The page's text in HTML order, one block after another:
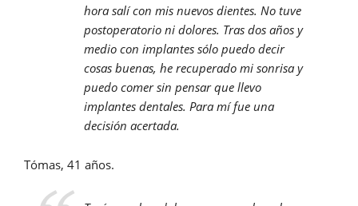
hora salí con mis nuevos dientes. No tuve
postoperatorio ni dolores. Tras dos años y
medio con implantes sólo puedo decir
cosas buenas, he recuperado mi sonrisa y
puedo comer sin pensar que llevo
implantes dentales. Para mí fue una
decisión acertada.
Tómas, 41 años.